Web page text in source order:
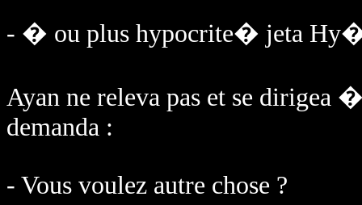
- � ou plus hypocrite� jeta
Ayan ne releva pas et se dirigea
demanda :
- Vous voulez autre chose ?